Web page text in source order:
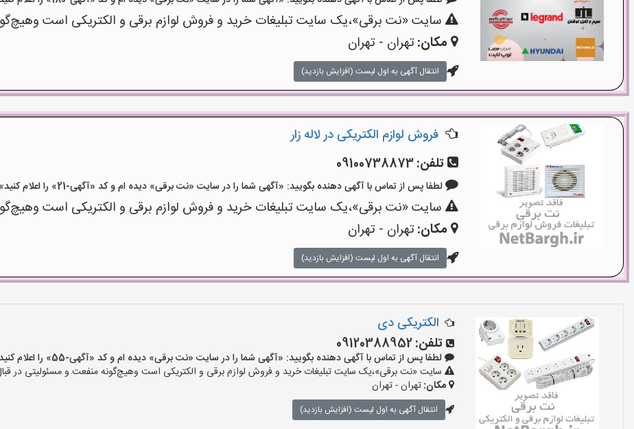
سایت «نت برقی»،یک سایت تبلیغات خرید و فروش لوازم برقی و الکتریکی است
مکان:تهران - تهران
انتقال آگهی به اول لیست (افزایش بازدید)
فروش لوازم الکتریکی در لاله زار
تلفن:09100738873
لطفا پس از تماس با آگهی دهنده بگویید: «آگهی شما را در سایت «نت برقی» دیده ام و کد «آگهی-21» را اعلام کنید»
سایت «نت برقی»،یک سایت تبلیغات خرید و فروش لوازم برقی و الکتریکی است
مکان:تهران - تهران
انتقال آگهی به اول لیست (افزایش بازدید)
الکتریکی دی
تلفن:09120388952
لطفا پس از تماس با آگهی دهنده بگویید: «آگهی شما را در سایت «نت برقی» دیده ام و کد «آگهی-55» را اعلام کنید»
سایت «نت برقی»،یک سایت تبلیغات خرید و فروش لوازم برقی و الکتریکی است وهیچ‌گونه منفعت و مسئولیتی در
مکان:تهران - تهران
انتقال آگهی به اول لیست (افزایش بازدید)